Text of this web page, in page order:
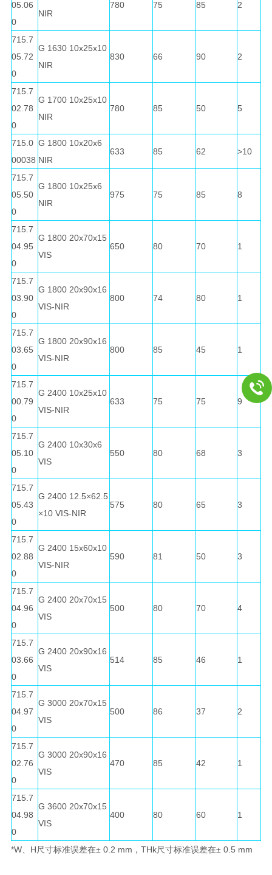
05.06
0
NIR
780 75 85 2
715.7
05.72
0
G 1630 10x25x10
NIR
830 66 90 2
715.7
02.78
0
G 1700 10x25x10
NIR
780 85 50 5
715.0
00038
G 1800 10x20x6
NIR
633 85 62 >10
715.7
05.50
0
G 1800 10x25x6
NIR
975 75 85 8
715.7
04.95
0
G 1800 20x70x15
VIS
650 80 70 1
715.7
03.90
0
G 1800 20x90x16
VIS-NIR
800 74 80 1
715.7
03.65
0
G 1800 20x90x16
VIS-NIR
800 85 45 1
715.7
00.79
0
G 2400 10x25x10
VIS-NIR
633 75 75 9
715.7
05.10
0
G 2400 10x30x6
VIS
550 80 68 3
715.7
05.43
0
G 2400 12.5×62.5
×10 VIS-NIR
575 80 65 3
715.7
02.88
0
G 2400 15x60x10
VIS-NIR
590 81 50 3
715.7
04.96
0
G 2400 20x70x15
VIS
500 80 70 4
715.7
03.66
0
G 2400 20x90x16
VIS
514 85 46 1
715.7
04.97
0
G 3000 20x70x15
VIS
500 86 37 2
715.7
02.76
0
G 3000 20x90x16
VIS
470 85 42 1
715.7
04.98
0
G 3600 20x70x15
VIS
400 80 60 1
*W、H尺寸标准误差在± 0.2 mm，THk尺寸标准误差在± 0.5 mm